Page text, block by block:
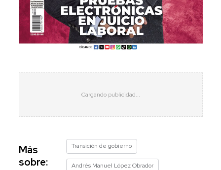
Más
sobre:
Transición de gobierno
Andrés Manuel López Obrador